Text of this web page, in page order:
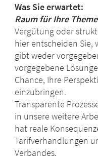
Was Sie erwartet:
Raum für Ihre
Vergütung oder
hier entscheiden Sie,
gibt weder
vorgegebene
Chance, Ihre
einzubringen.
Transparente
in unsere weitere
hat reale
Tarifverhandlungen
Verbandes.